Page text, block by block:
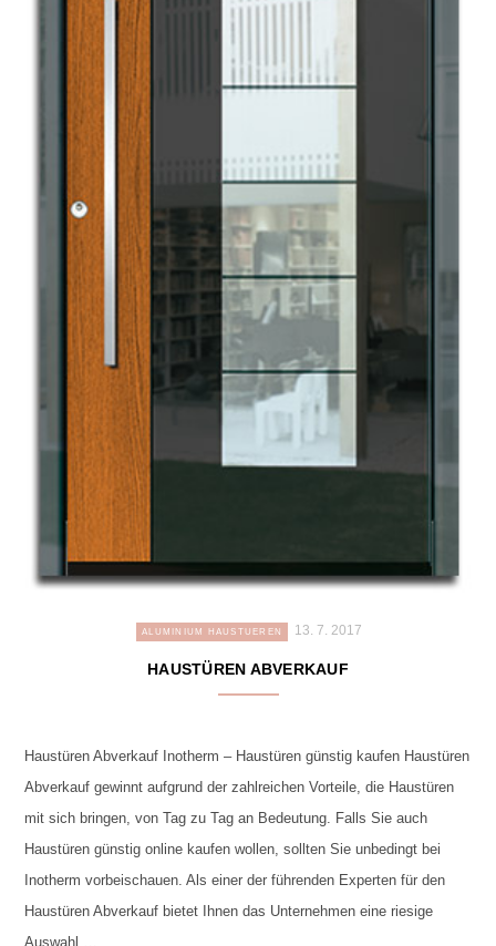
ALUMINIUM HAUSTUEREN 13. 7. 2017
HAUSTÜREN ABVERKAUF
Haustüren Abverkauf Inotherm – Haustüren günstig kaufen Haustüren
Abverkauf gewinnt aufgrund der zahlreichen Vorteile, die Haustüren
mit sich bringen, von Tag zu Tag an Bedeutung. Falls Sie auch
Haustüren günstig online kaufen wollen, sollten Sie unbedingt bei
Inotherm vorbeischauen. Als einer der führenden Experten für den
Haustüren Abverkauf bietet Ihnen das Unternehmen eine riesige
Auswahl …